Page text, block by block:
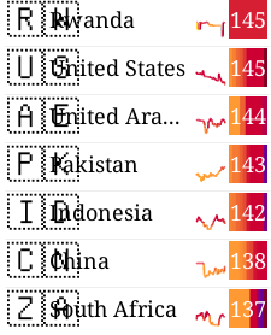
🇷🇼 145
Rwanda
🇺🇸 145
United States
🇦🇪 144
United Arab Emirates
🇵🇰 143
Pakistan
🇮🇩 142
Indonesia
🇨🇳 138
China
🇿🇦 137
South Africa